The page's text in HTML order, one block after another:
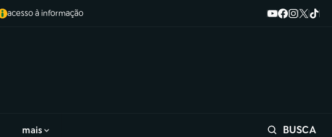
acesso à informação
mais BUSCA